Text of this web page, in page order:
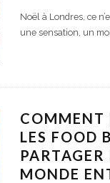
Noël à Londres, ce
une sensation, un
COMMENT
LES FOOD
MONDE